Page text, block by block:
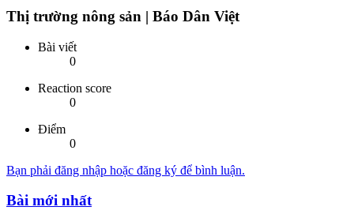
Thị trường nông sản | Báo Dân Việt
Bài viết
0
Reaction score
0
Điểm
0
Bạn phải đăng nhập hoặc đăng ký để bình luận.
Bài mới nhất